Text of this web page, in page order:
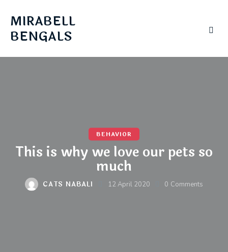
MIRABELL
BENGALS
BEHAVIOR
This is why we love our pets so
much
CATS NABALI 12 April 2020 0 Comments